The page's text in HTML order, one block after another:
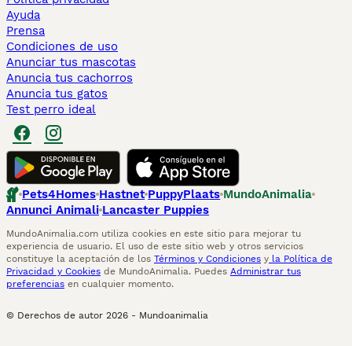
Ayuda
Prensa
Condiciones de uso
Anunciar tus mascotas
Anuncia tus cachorros
Anuncia tus gatos
Test perro ideal
Pets4Homes Hastnet PuppyPlaats MundoAnimalia
Annunci Animali Lancaster Puppies
MundoAnimalia.com utiliza cookies en este sitio para mejorar tu
experiencia de usuario. El uso de este sitio web y otros servicios
constituye la aceptación de los Términos y Condiciones y la Política de
Privacidad y Cookies de MundoAnimalia. Puedes Administrar tus
preferencias en cualquier momento.
© Derechos de autor 2026 - Mundoanimalia